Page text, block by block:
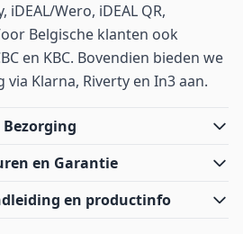
iDEAL/Wero, iDEAL QR,
Belgische klanten ook
en KBC. Bovendien bieden we
Klarna, Riverty en In3 aan.
Bezorging
en Garantie
en productinfo